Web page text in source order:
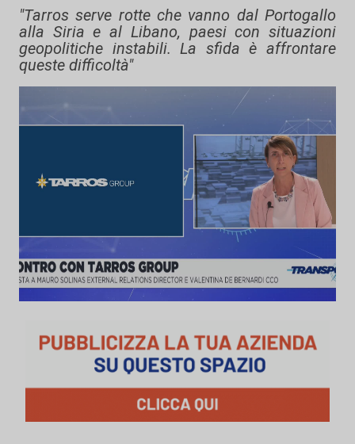
"Tarros serve rotte che vanno dal Portogallo
alla Siria e al Libano, paesi con situazioni
geopolitiche instabili. La sfida è affrontare
queste difficoltà"